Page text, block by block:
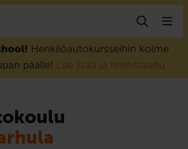
Henkilöautokursseihin kolme
päälle! Lue lisää ja ilmoittaudu